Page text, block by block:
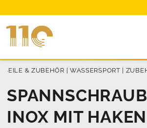
SEILE & ZUBEHÖR | WASSERSPORT |
INOX MIT